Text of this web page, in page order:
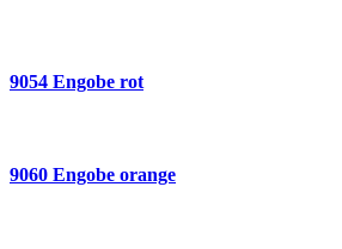
9054 Engobe rot
9060 Engobe orange